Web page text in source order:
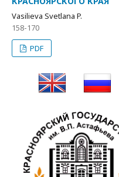
Vasilieva Svetlana P.
158-170
PDF